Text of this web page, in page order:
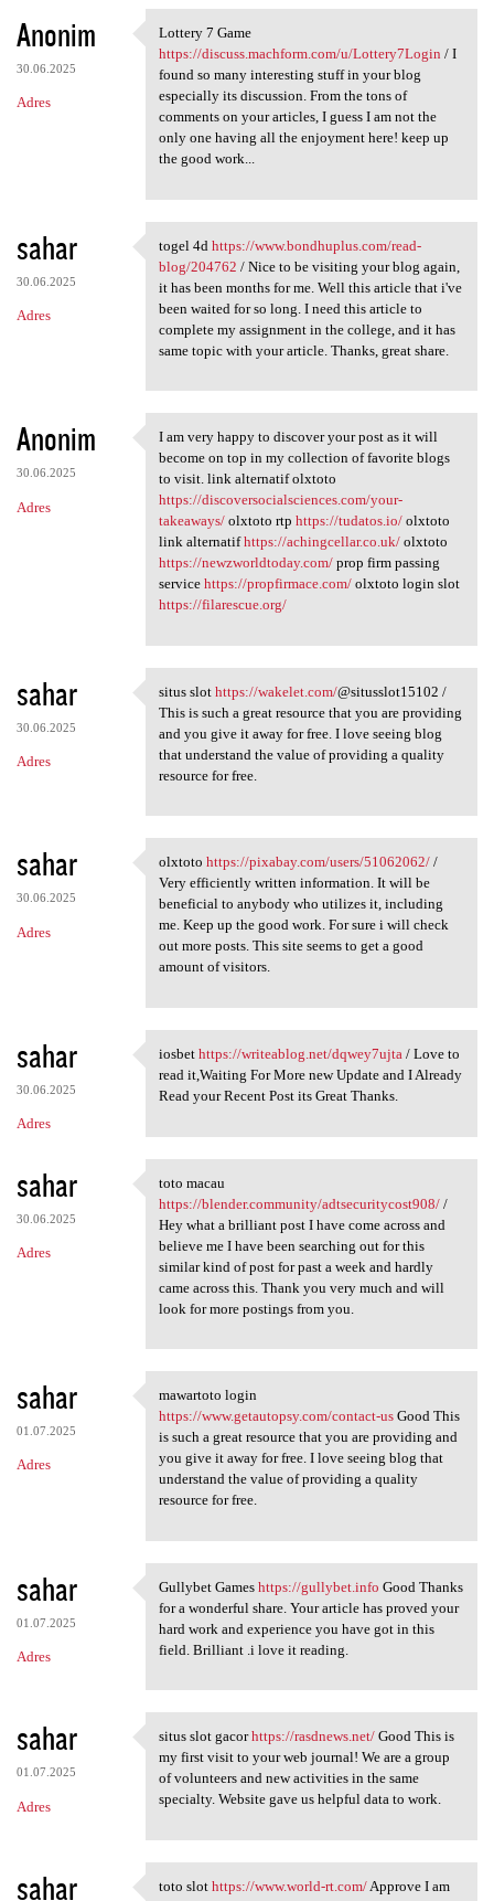
t
a
r
Anonim
30.06.2025
Adres
Lottery 7 Game https:/
Lottery 7 Game
https://discuss.machform.com/u/Lottery7Login / I
found so many interesting stuff in your blog
especially its discussion. From the tons of
comments on your articles, I guess I am not the
only one having all the enjoyment here! keep up
the good work...
sahar
30.06.2025
Adres
togel 4d https://www
togel 4d https://www.bondhuplus.com/read-
blog/204762 / Nice to be visiting your blog again,
it has been months for me. Well this article that i've
been waited for so long. I need this article to
complete my assignment in the college, and it has
same topic with your article. Thanks, great share.
Anonim
30.06.2025
Adres
I am very happy to discover
I am very happy to discover your post as it will
become on top in my collection of favorite blogs
to visit. link alternatif olxtoto
https://discoversocialsciences.com/your-
takeaways/olxtoto rtp https://tudatos.io/olxtoto
link alternatifhttps://achingcellar.co.uk/olxtoto
https://newzworldtoday.com/prop firm passing
service https://propfirmace.com/olxtoto login slot
https://filarescue.org/
sahar
30.06.2025
Adres
situs slot https://wakelet
situs slot https://wakelet.com/@situsslot15102 /
This is such a great resource that you are providing
and you give it away for free. I love seeing blog
that understand the value of providing a quality
resource for free.
sahar
30.06.2025
Adres
olxtoto https://pixabay.com
olxtoto https://pixabay.com/users/51062062//
Very efficiently written information. It will be
beneficial to anybody who utilizes it, including
me. Keep up the good work. For sure i will check
out more posts. This site seems to get a good
amount of visitors.
sahar
30.06.2025
Adres
iosbet https://writeablog.net
iosbet https://writeablog.net/dqwey7ujta/ Love to
read it,Waiting For More new Update and I Already
Read your Recent Post its Great Thanks.
sahar
30.06.2025
Adres
toto macau https://blender
toto macau
https://blender.community/adtsecuritycost908//
Hey what a brilliant post I have come across and
believe me I have been searching out for this
similar kind of post for past a week and hardly
came across this. Thank you very much and will
look for more postings from you.
sahar
01.07.2025
Adres
mawartoto login https://www
mawartoto login
https://www.getautopsy.com/contact-usGood This
is such a great resource that you are providing and
you give it away for free. I love seeing blog that
understand the value of providing a quality
resource for free.
sahar
01.07.2025
Adres
Gullybet Games https:/
Gullybet Games https://gullybet.info Good Thanks
for a wonderful share. Your article has proved your
hard work and experience you have got in this
field. Brilliant .i love it reading.
sahar
01.07.2025
Adres
situs slot gacor https:/
situs slot gacorhttps://rasdnews.net/Good This is
my first visit to your web journal! We are a group
of volunteers and new activities in the same
specialty. Website gave us helpful data to work.
sahar toto slot https://www.world-rt.com/Approve I am